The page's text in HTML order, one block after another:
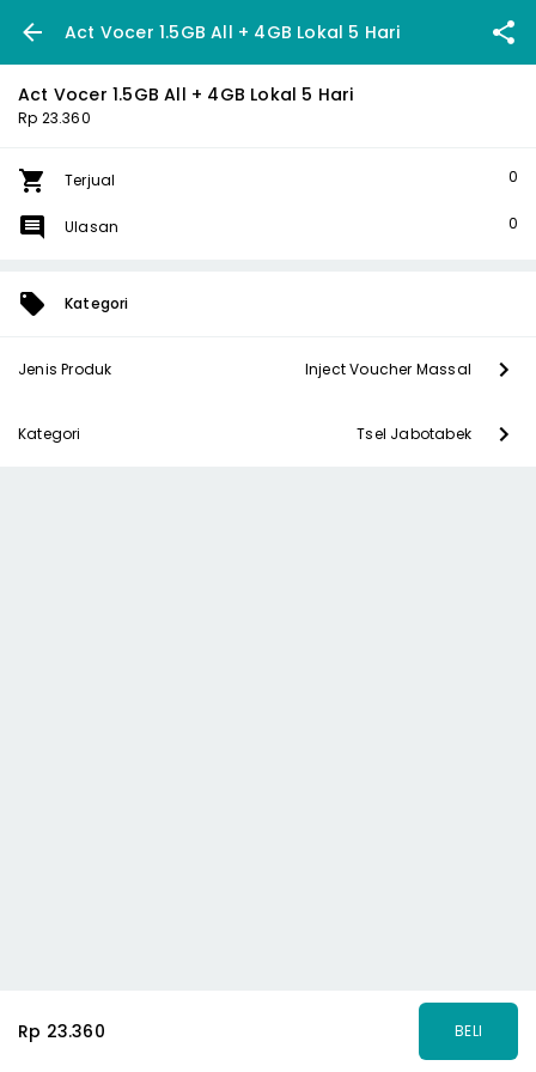
Act Vocer 1.5GB All + 4GB Lokal 5 Hari
Act Vocer 1.5GB All + 4GB Lokal 5 Hari
Rp 23.360
Terjual 0
Ulasan 0
Kategori
Jenis Produk Inject Voucher Massal
Kategori Tsel Jabotabek
Rp 23.360 BELI